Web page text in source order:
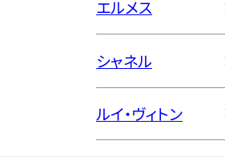
エルメス
シャネル
ルイ・ヴィトン